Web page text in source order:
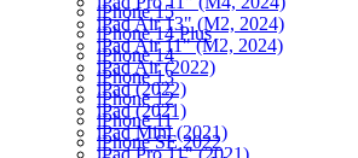
iPad Air 13" (M2, 2024)
iPad Air 11" (M2, 2024)
iPad Air (2022)
iPad (2022)
iPad (2021)
iPad Mini (2021)
iPad Pro 11" (2021)
iPhone 15
iPhone 14 Plus
iPhone 14
iPhone 13
iPhone 12
iPhone 11
iPhone SE 2022